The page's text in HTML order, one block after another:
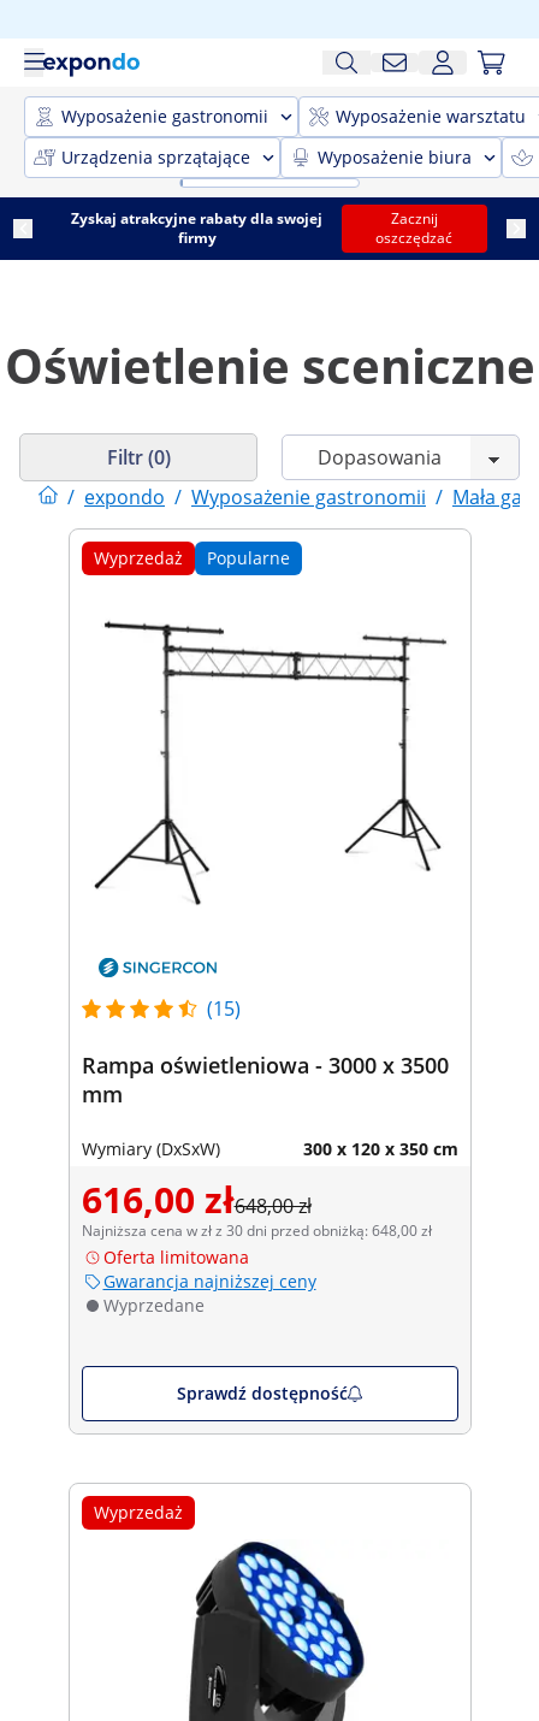
Wyposażenie gastronomii
Wyposażenie warsztatu
Urządzenia sprzątające
Wyposażenie biura
Zyskaj atrakcyjne rabaty dla swojej
firmy
Zacznij
oszczędzać
Oświetlenie sceniczne
/ expondo / Wyposażenie gastronomii / Mała
Filtr (0)
Wyprzedaż Popularne
(15)
Rampa oświetleniowa - 3000 x 3500
mm
Wymiary (DxSxW) 300 x 120 x 350 cm
616,00 zł648,00 zł
Najniższa cena w zł z 30 dni przed obniżką: 648,00 zł
Oferta limitowana
Gwarancja najniższej ceny
Wyprzedane
Sprawdź dostępność
Wyprzedaż